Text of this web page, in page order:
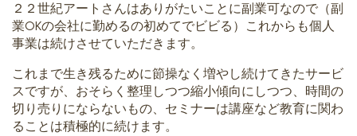
２２世紀アートさんはありがたいことに副業可なので（副
業OKの会社に勤めるの初めてでビビる）これからも個人
事業は続けさせていただきます。
これまで生き残るために節操なく増やし続けてきたサービ
スですが、おそらく整理しつつ縮小傾向にしつつ、時間の
切り売りにならないもの、セミナーは講座など教育に関わ
ることは積極的に続けます。